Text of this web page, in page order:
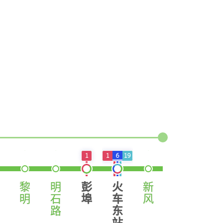
黎
明
明
石
路
1
彭
埠
1 6 19
火
车
东
新
风